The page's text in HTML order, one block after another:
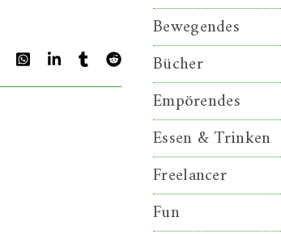
Bewegendes
Bücher
Empörendes
Essen & Trinken
Freelancer
Fun